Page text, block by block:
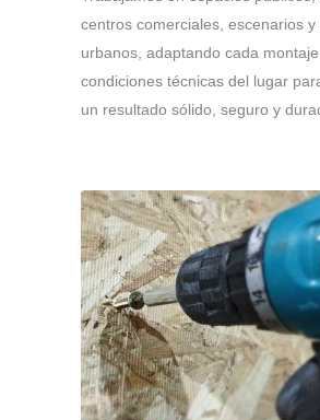
centros comerciales, escenarios
urbanos, adaptando cada
condiciones técnicas del lugar
un resultado sólido, seguro y